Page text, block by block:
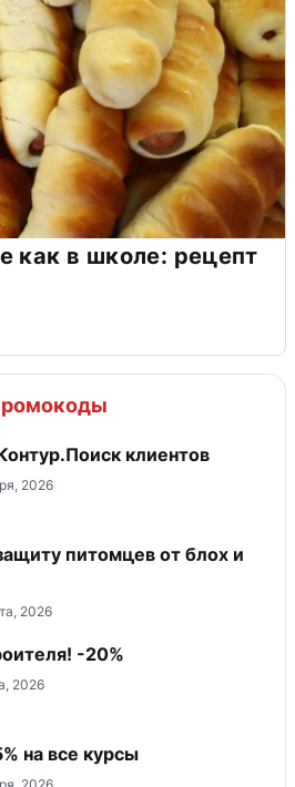
как в школе: рецепт
клиентов
2026
питомцев от блох и
2026
-20%
2026
на все курсы